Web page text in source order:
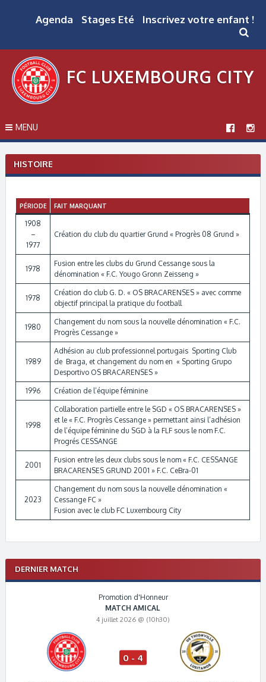
Agenda Stages Eté Inscrivez votre enfant !
FC LUXEMBOURG CITY
MENU
HISTOIRE
PÉRIODE FAIT MARQUANT
1908
–
1977
Création du club du quartier Grund « Progrès 08 Grund »
1978
Fusion entre les clubs du Grund Cessange sous la
dénomination « F.C. Yougo Gronn Zeisseng »
1978
Création do club G. D. « OS BRACARENSES » avec comme
objectif principal la pratique du football
1980
Changement du nom sous la nouvelle dénomination « F.C.
Progrès Cessange »
1989
Adhésion au club professionnel portugais Sporting Club
de Braga, et changement du nom en « Sporting Grupo
Desportivo OS BRACARENSES »
1996 Création de l’équipe féminine
1998
Collaboration partielle entre le SGD « OS BRACARENSES »
et le « F.C. Progrès Cessange » permettant ainsi l’adhésion
de l’équipe féminine du SGD à la FLF sous le nom F.C.
Progrés CESSANGE
2001
Fusion entre les deux clubs sous le nom « F.C. CESSANGE
BRACARENSES GRUND 2001 » F.C. CeBra-01
2023
Changement du nom sous la nouvelle dénomination «
Cessange FC »
Fusion avec le club FC Luxembourg City
DERNIER MATCH
Promotion d'Honneur
MATCH AMICAL
4 juillet 2026 @ (10h30)
0 - 4